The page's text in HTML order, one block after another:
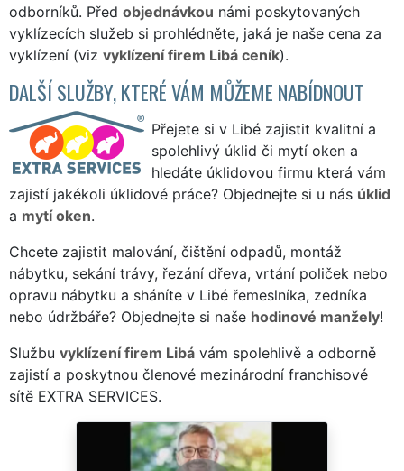
odborníků. Před objednávkou námi poskytovaných
vyklízecích služeb si prohlédněte, jaká je naše cena za
vyklízení (viz vyklízení firem Libá ceník).
DALŠÍ SLUŽBY, KTERÉ VÁM MŮŽEME NABÍDNOUT
Přejete si v Libé zajistit kvalitní a
spolehlivý úklid či mytí oken a
hledáte úklidovou firmu která vám
zajistí jakékoli úklidové práce? Objednejte si u nás úklid
a mytí oken.
Chcete zajistit malování, čištění odpadů, montáž
nábytku, sekání trávy, řezání dřeva, vrtání poliček nebo
opravu nábytku a sháníte v Libé řemeslníka, zedníka
nebo údržbáře? Objednejte si naše hodinové manžely!
Službu vyklízení firem Libá vám spolehlivě a odborně
zajistí a poskytnou členové mezinárodní franchisové
sítě EXTRA SERVICES.